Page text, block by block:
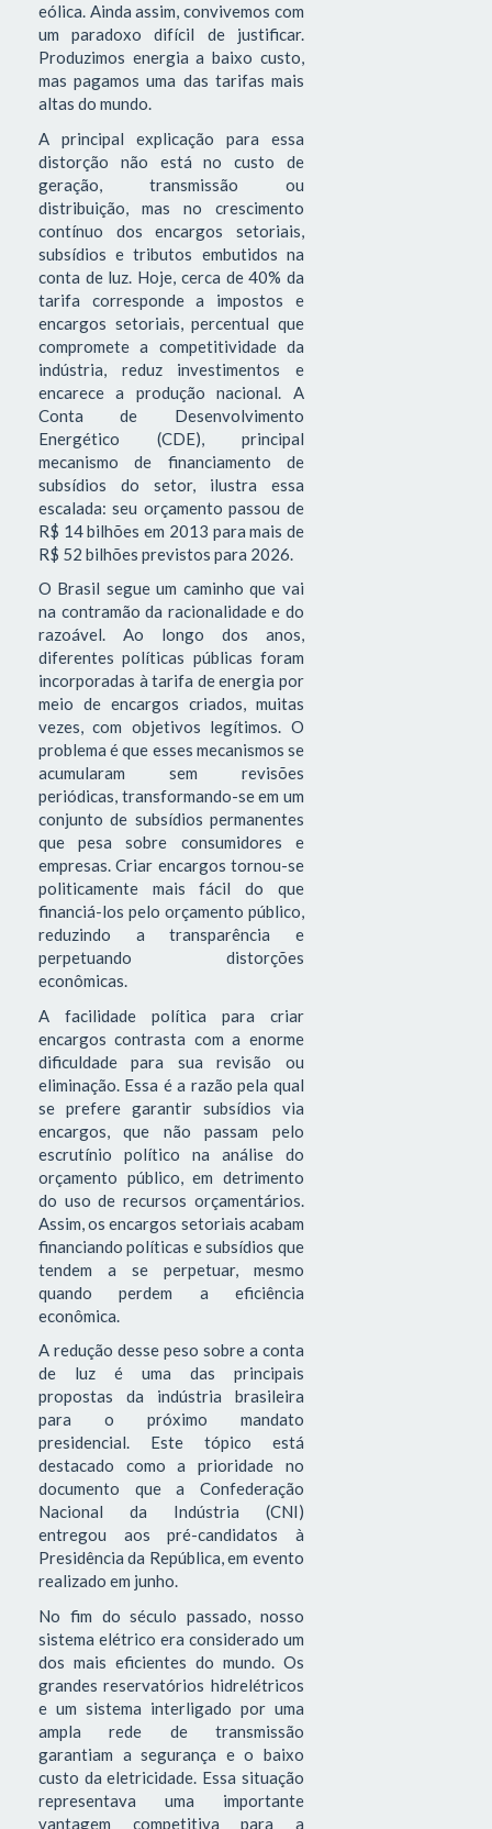
eólica. Ainda assim, convivemos com
um paradoxo difícil de justificar.
Produzimos energia a baixo custo,
mas pagamos uma das tarifas mais
altas do mundo.
A principal explicação para essa
distorção não está no custo de
geração, transmissão ou
distribuição, mas no crescimento
contínuo dos encargos setoriais,
subsídios e tributos embutidos na
conta de luz. Hoje, cerca de 40% da
tarifa corresponde a impostos e
encargos setoriais, percentual que
compromete a competitividade da
indústria, reduz investimentos e
encarece a produção nacional. A
Conta de Desenvolvimento
Energético (CDE), principal
mecanismo de financiamento de
subsídios do setor, ilustra essa
escalada: seu orçamento passou de
R$ 14 bilhões em 2013 para mais de
R$ 52 bilhões previstos para 2026.
O Brasil segue um caminho que vai
na contramão da racionalidade e do
razoável. Ao longo dos anos,
diferentes políticas públicas foram
incorporadas à tarifa de energia por
meio de encargos criados, muitas
vezes, com objetivos legítimos. O
problema é que esses mecanismos se
acumularam sem revisões
periódicas, transformando-se em um
conjunto de subsídios permanentes
que pesa sobre consumidores e
empresas. Criar encargos tornou-se
politicamente mais fácil do que
financiá-los pelo orçamento público,
reduzindo a transparência e
perpetuando distorções
econômicas.
A facilidade política para criar
encargos contrasta com a enorme
dificuldade para sua revisão ou
eliminação. Essa é a razão pela qual
se prefere garantir subsídios via
encargos, que não passam pelo
escrutínio político na análise do
orçamento público, em detrimento
do uso de recursos orçamentários.
Assim, os encargos setoriais acabam
financiando políticas e subsídios que
tendem a se perpetuar, mesmo
quando perdem a eficiência
econômica.
A redução desse peso sobre a conta
de luz é uma das principais
propostas da indústria brasileira
para o próximo mandato
presidencial. Este tópico está
destacado como a prioridade no
documento que a Confederação
Nacional da Indústria (CNI)
entregou aos pré-candidatos à
Presidência da República, em evento
realizado em junho.
No fim do século passado, nosso
sistema elétrico era considerado um
dos mais eficientes do mundo. Os
grandes reservatórios hidrelétricos
e um sistema interligado por uma
ampla rede de transmissão
garantiam a segurança e o baixo
custo da eletricidade. Essa situação
representava uma importante
vantagem competitiva para a